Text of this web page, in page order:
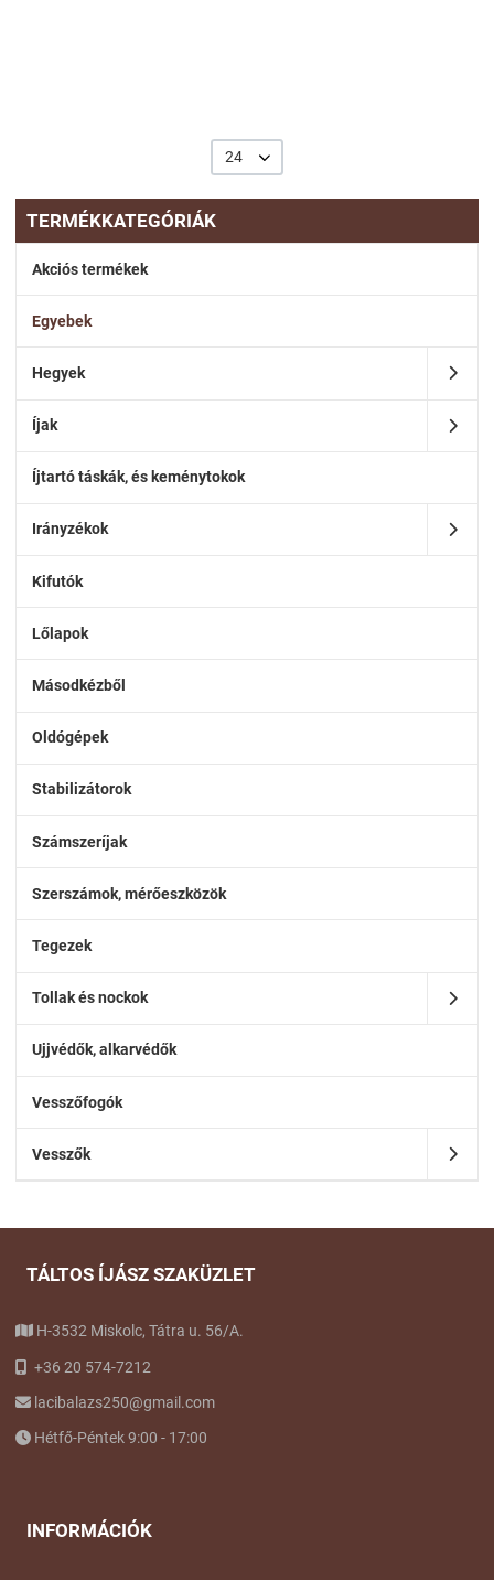
TERMÉKKATEGÓRIÁK
Akciós termékek
Egyebek
Hegyek
Íjak
Íjtartó táskák, és keménytokok
Irányzékok
Kifutók
Lőlapok
Másodkézből
Oldógépek
Stabilizátorok
Számszeríjak
Szerszámok, mérőeszközök
Tegezek
Tollak és nockok
Ujjvédők, alkarvédők
Vesszőfogók
Vesszők
24
TÁLTOS ÍJÁSZ SZAKÜZLET
H-3532 Miskolc, Tátra u. 56/A.
+36 20 574-7212
lacibalazs250@gmail.com
Hétfő-Péntek 9:00 - 17:00
INFORMÁCIÓK